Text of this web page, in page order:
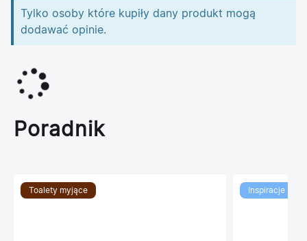
Tylko osoby które kupiły dany produkt mogą
dodawać opinie.
Poradnik
Toalety myjące Inspiracje